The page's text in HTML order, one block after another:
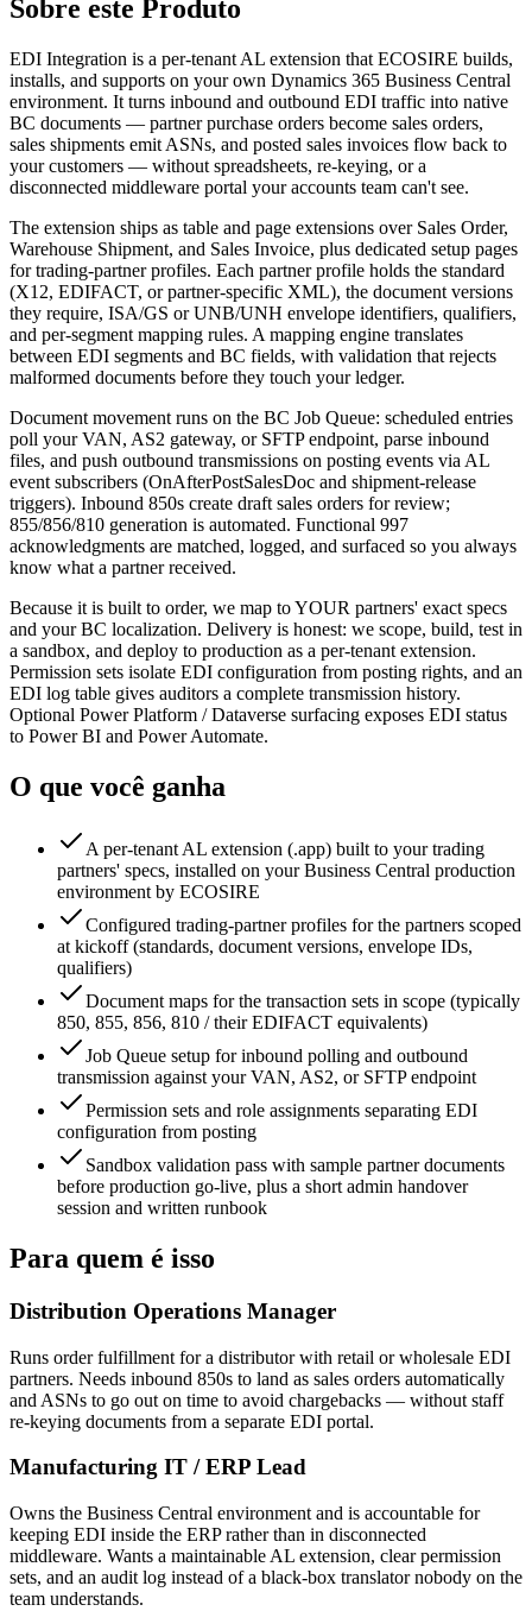
Sobre este Produto
EDI Integration is a per-tenant AL extension that ECOSIRE builds,
installs, and supports on your own Dynamics 365 Business Central
environment. It turns inbound and outbound EDI traffic into native
BC documents — partner purchase orders become sales orders,
sales shipments emit ASNs, and posted sales invoices flow back to
your customers — without spreadsheets, re-keying, or a
disconnected middleware portal your accounts team can't see.
The extension ships as table and page extensions over Sales Order,
Warehouse Shipment, and Sales Invoice, plus dedicated setup pages
for trading-partner profiles. Each partner profile holds the standard
(X12, EDIFACT, or partner-specific XML), the document versions
they require, ISA/GS or UNB/UNH envelope identifiers, qualifiers,
and per-segment mapping rules. A mapping engine translates
between EDI segments and BC fields, with validation that rejects
malformed documents before they touch your ledger.
Document movement runs on the BC Job Queue: scheduled entries
poll your VAN, AS2 gateway, or SFTP endpoint, parse inbound
files, and push outbound transmissions on posting events via AL
event subscribers (OnAfterPostSalesDoc and shipment-release
triggers). Inbound 850s create draft sales orders for review;
855/856/810 generation is automated. Functional 997
acknowledgments are matched, logged, and surfaced so you always
know what a partner received.
Because it is built to order, we map to YOUR partners' exact specs
and your BC localization. Delivery is honest: we scope, build, test in
a sandbox, and deploy to production as a per-tenant extension.
Permission sets isolate EDI configuration from posting rights, and an
EDI log table gives auditors a complete transmission history.
Optional Power Platform / Dataverse surfacing exposes EDI status
to Power BI and Power Automate.
O que você ganha
A per-tenant AL extension (.app) built to your trading
partners' specs, installed on your Business Central production
environment by ECOSIRE
Configured trading-partner profiles for the partners scoped
at kickoff (standards, document versions, envelope IDs,
qualifiers)
Document maps for the transaction sets in scope (typically
850, 855, 856, 810 / their EDIFACT equivalents)
Job Queue setup for inbound polling and outbound
transmission against your VAN, AS2, or SFTP endpoint
Permission sets and role assignments separating EDI
configuration from posting
Sandbox validation pass with sample partner documents
before production go-live, plus a short admin handover
session and written runbook
Para quem é isso
Distribution Operations Manager
Runs order fulfillment for a distributor with retail or wholesale EDI
partners. Needs inbound 850s to land as sales orders automatically
and ASNs to go out on time to avoid chargebacks — without staff
re-keying documents from a separate EDI portal.
Manufacturing IT / ERP Lead
Owns the Business Central environment and is accountable for
keeping EDI inside the ERP rather than in disconnected
middleware. Wants a maintainable AL extension, clear permission
sets, and an audit log instead of a black-box translator nobody on the
team understands.